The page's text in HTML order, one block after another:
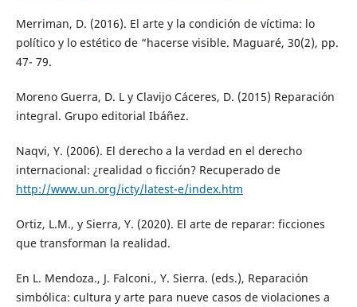
Merriman, D. (2016). El arte y la condición de víctima: lo
político y lo estético de “hacerse visible. Maguaré, 30(2), pp.
47- 79.
Moreno Guerra, D. L y Clavijo Cáceres, D. (2015) Reparación
integral. Grupo editorial Ibáñez.
Naqvi, Y. (2006). El derecho a la verdad en el derecho
internacional: ¿realidad o ficción? Recuperado de
http://www.un.org/icty/latest-e/index.htm
Ortiz, L.M., y Sierra, Y. (2020). El arte de reparar: ficciones
que transforman la realidad.
En L. Mendoza., J. Falconi., Y. Sierra. (eds.), Reparación
simbólica: cultura y arte para nueve casos de violaciones a